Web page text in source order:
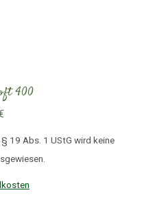
400
19 Abs. 1 UStG wird keine